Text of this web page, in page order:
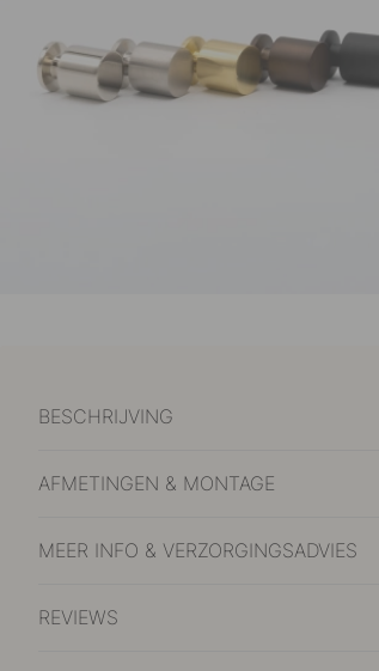
BESCHRIJVING
AFMETINGEN & MONTAGE
MEER INFO & VERZORGINGSADVIES
REVIEWS